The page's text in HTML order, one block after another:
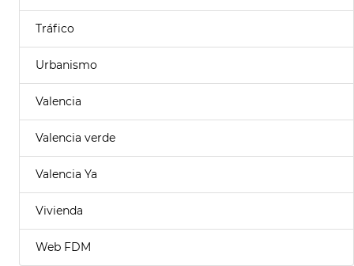
Tráfico
Urbanismo
Valencia
Valencia verde
Valencia Ya
Vivienda
Web FDM